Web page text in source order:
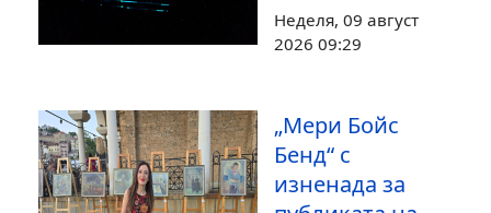
Неделя, 09 август
2026 09:29
„Мери Бойс
Бенд“ с
изненада за